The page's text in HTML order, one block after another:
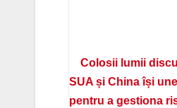
Colosii lumii
SUA și China își
pentru a gestiona